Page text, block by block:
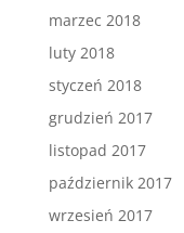
marzec 2018
luty 2018
styczeń 2018
grudzień 2017
listopad 2017
październik 2017
wrzesień 2017